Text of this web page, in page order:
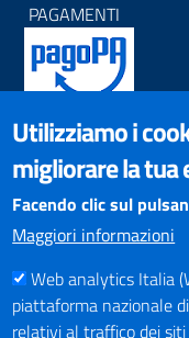
PAGAMENTI
SOCIAL NETWORKS
Pagina Facebook
Profilo Instagram
Canale YouTube
Utilizziamo i
migliorare la tua
Facendo clic sul
Maggiori informazioni
Web analytics Italia
piattaforma nazionale
relativi al traffico dei